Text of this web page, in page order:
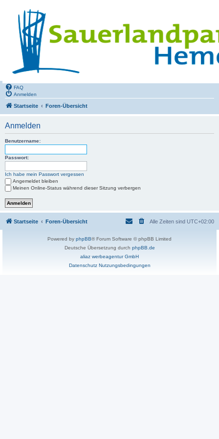
FAQ
Anmelden
Startseite Foren-Übersicht
Anmelden
Benutzername:
Passwort:
Ich habe mein Passwort vergessen
Angemeldet bleiben
Meinen Online-Status während dieser Sitzung verbergen
Startseite Foren-Übersicht Alle Zeiten sind UTC+02:00
Powered by phpBB® Forum Software © phpBB Limited
Deutsche Übersetzung durch phpBB.de
aliaz werbeagentur GmbH
Datenschutz Nutzungsbedingungen